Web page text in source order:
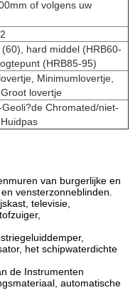
of volgens uw
hard middel (HRB60-
(HRB85-95)
Minimumlovertje,
lovertje
Chromated/niet-
van burgerlijke en
vensterzonneblinden.
televisie,
het schipwaterdichte
de Instrumenten
automatische